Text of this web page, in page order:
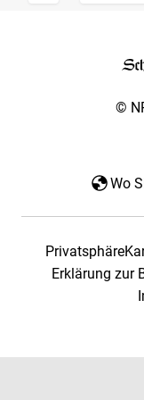
©
Wo
Privatsphäre
Erklärung zur